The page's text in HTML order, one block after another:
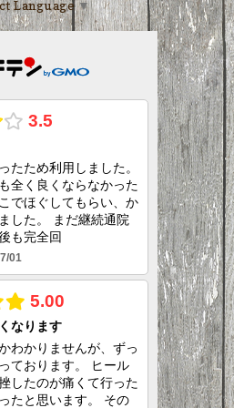
Language ▼